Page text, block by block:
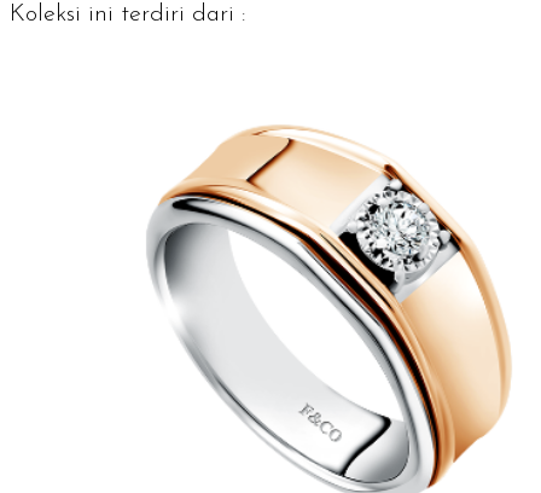
Koleksi ini terdiri dari :